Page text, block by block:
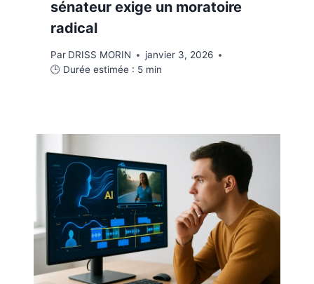
sénateur exige un moratoire
radical
Par DRISS MORIN
janvier 3, 2026
🕒 Durée estimée : 5 min